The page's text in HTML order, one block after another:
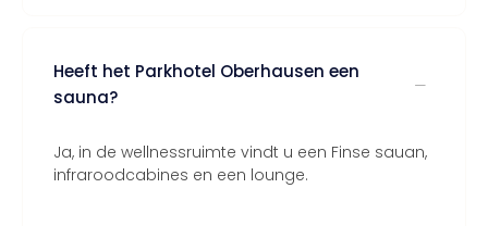
Heeft het Parkhotel Oberhausen een
sauna?
Ja, in de wellnessruimte vindt u een Finse sauan,
infraroodcabines en een lounge.